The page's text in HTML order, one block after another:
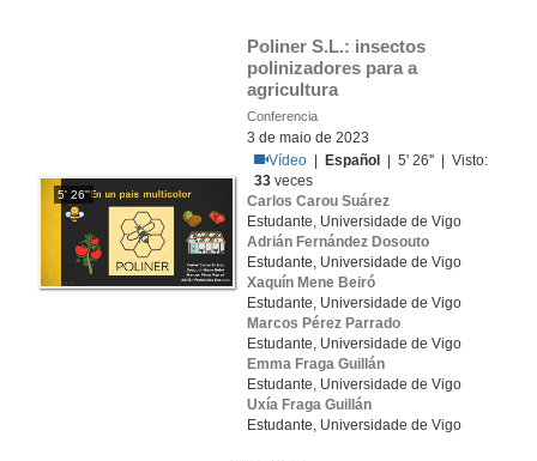
5' 26''
Poliner S.L.: insectos
polinizadores para a
agricultura
Conferencia
3 de maio de 2023
Vídeo
Español
| 5' 26'' | Visto:
33 veces
Carlos Carou Suárez
Estudante, Universidade de Vigo
Adrián Fernández Dosouto
Estudante, Universidade de Vigo
Xaquín Mene Beiró
Estudante, Universidade de Vigo
Marcos Pérez Parrado
Estudante, Universidade de Vigo
Emma Fraga Guillán
Estudante, Universidade de Vigo
Uxía Fraga Guillán
Estudante, Universidade de Vigo